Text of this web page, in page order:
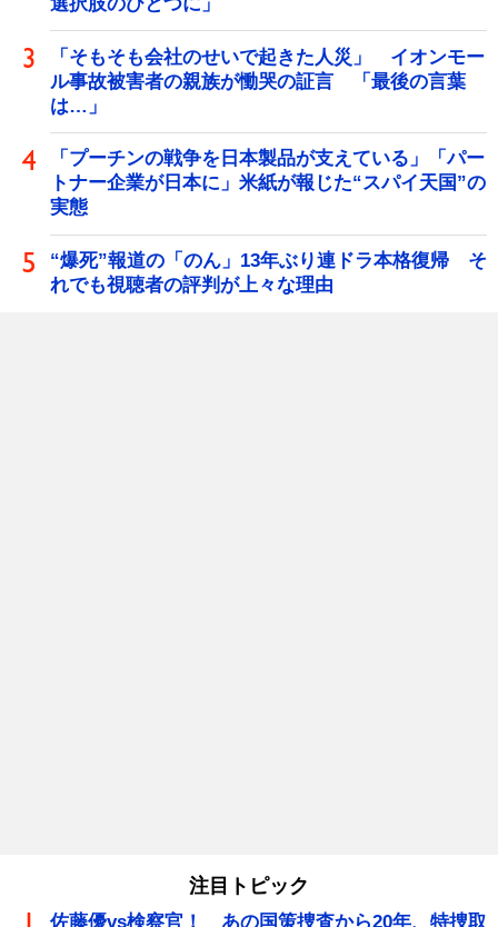
「そもそも会社のせいで起きた人災」 イオンモー
ル事故被害者の親族が慟哭の証言 「最後の言葉
は…」
「プーチンの戦争を日本製品が支えている」「パー
トナー企業が日本に」米紙が報じた“スパイ天国”の
実態
“爆死”報道の「のん」13年ぶり連ドラ本格復帰 そ
れでも視聴者の評判が上々な理由
注目トピック
佐藤優vs検察官！ あの国策捜査から20年、特捜取